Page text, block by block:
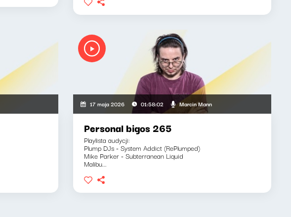
17 maja 2026 01:58:02 Marcin Mann
Personal bigos 265
Playlista audycji:
Plump DJs - System Addict (RePlumped)
Mike Parker - Subterranean Liquid
Malibu...